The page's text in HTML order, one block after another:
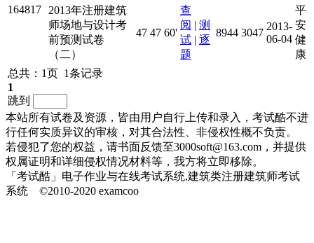
164817
2013年注册建筑
师场地与设计考
前预测试卷
（二）
47 47 60'
查
阅 | 测
试 | 逐
题
8944 3047
2013-
06-04
平
安
健
康
总共：1页 1条记录
1
跳到
本站所有试卷及资源，皆由用户自行上传和录入，考试酷不进
行任何实质异议的审核，对其合法性、非侵权性概不负责。
若侵犯了您的权益，请书面反馈至3000soft@163.com，并提供
权属证明和详细侵权情况材料等，我方将立即移除。
「考试酷」电子作业与在线考试系统,建筑类注册建筑师考试
系统 ©2010-2020 examcoo